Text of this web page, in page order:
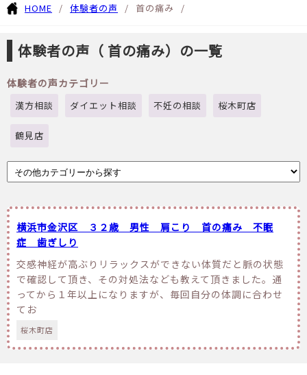
HOME 体験者の声 首の痛み
体験者の声（ 首の痛み）の一覧
体験者の声カテゴリー
漢方相談 ダイエット相談 不妊の相談 桜木町店
鶴見店
横浜市金沢区 ３２歳 男性 肩こり 首の痛み 不眠
症 歯ぎしり
交感神経が高ぶりリラックスができない体質だと脈の状態
で確認して頂き、その対処法なども教えて頂きました。通
ってから１年以上になりますが、毎回自分の体調に合わせ
てお
桜木町店